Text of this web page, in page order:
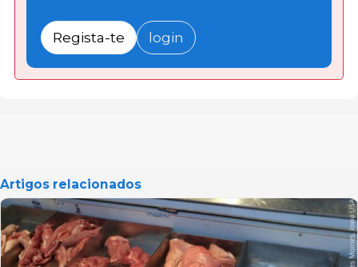
Regista-te login
Artigos relacionados